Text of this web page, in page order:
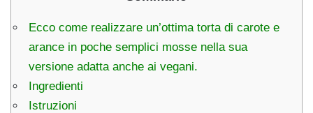
Ecco come realizzare un’ottima torta di carote e
arance in poche semplici mosse nella sua
versione adatta anche ai vegani.
Ingredienti
Istruzioni